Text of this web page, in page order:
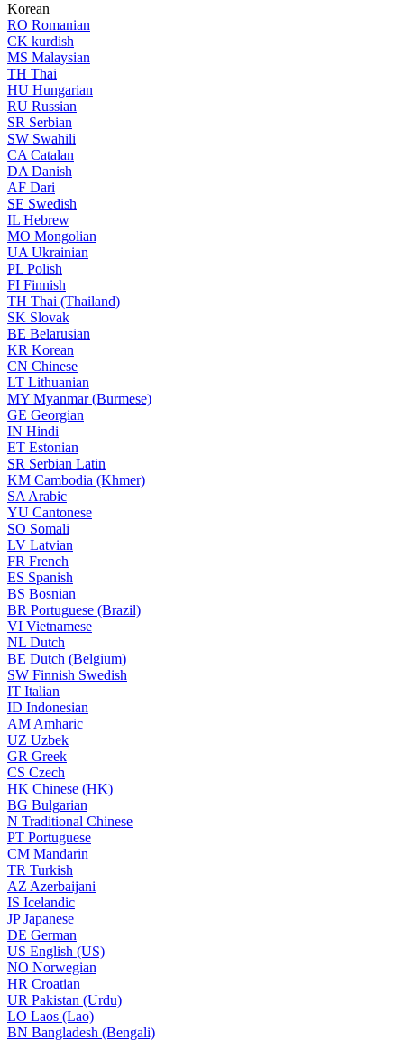
Korean
RO Romanian
CK kurdish
MS Malaysian
TH Thai
HU Hungarian
RU Russian
SR Serbian
SW Swahili
CA Catalan
DA Danish
AF Dari
SE Swedish
IL Hebrew
MO Mongolian
UA Ukrainian
PL Polish
FI Finnish
TH Thai (Thailand)
SK Slovak
BE Belarusian
KR Korean
CN Chinese
LT Lithuanian
MY Myanmar (Burmese)
GE Georgian
IN Hindi
ET Estonian
SR Serbian Latin
KM Cambodia (Khmer)
SA Arabic
YU Cantonese
SO Somali
LV Latvian
FR French
ES Spanish
BS Bosnian
BR Portuguese (Brazil)
VI Vietnamese
NL Dutch
BE Dutch (Belgium)
SW Finnish Swedish
IT Italian
ID Indonesian
AM Amharic
UZ Uzbek
GR Greek
CS Czech
HK Chinese (HK)
BG Bulgarian
N Traditional Chinese
PT Portuguese
CM Mandarin
TR Turkish
AZ Azerbaijani
IS Icelandic
JPJapanese
DE German
US English (US)
NO Norwegian
HR Croatian
UR Pakistan (Urdu)
LO Laos (Lao)
BN Bangladesh (Bengali)